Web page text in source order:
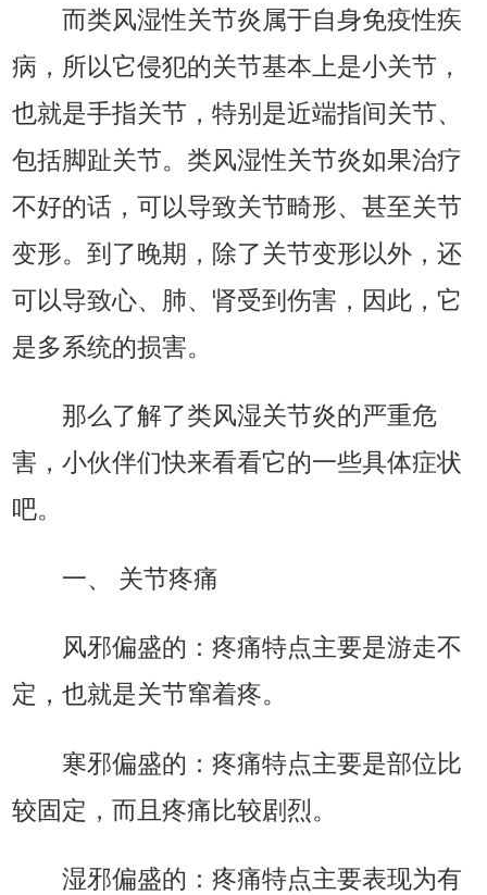
而类风湿性关节炎属于自身免疫性疾
病，所以它侵犯的关节基本上是小关节，
也就是手指关节，特别是近端指间关节、
包括脚趾关节。类风湿性关节炎如果治疗
不好的话，可以导致关节畸形、甚至关节
变形。到了晚期，除了关节变形以外，还
可以导致心、肺、肾受到伤害，因此，它
是多系统的损害。
那么了解了类风湿关节炎的严重危
害，小伙伴们快来看看它的一些具体症状
吧。
一、 关节疼痛
风邪偏盛的：疼痛特点主要是游走不
定，也就是关节窜着疼。
寒邪偏盛的：疼痛特点主要是部位比
较固定，而且疼痛比较剧烈。
湿邪偏盛的：疼痛特点主要表现为有